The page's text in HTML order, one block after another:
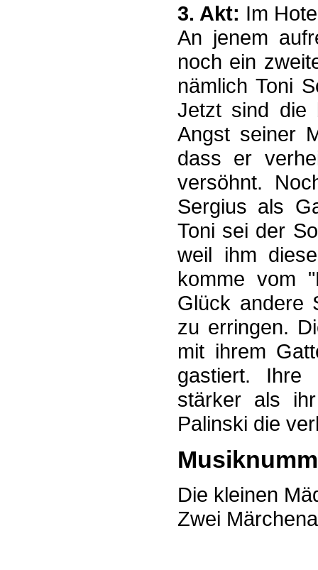
3. Akt: Im
An jenem
noch ein
nämlich Toni
Jetzt sind die
Angst seiner
dass er
versöhnt.
Sergius als
Toni sei der
weil ihm
komme vom
Glück andere
zu erringen.
mit ihrem
gastiert. Ihre
stärker als
Palinski die
Die kleinen
Zwei